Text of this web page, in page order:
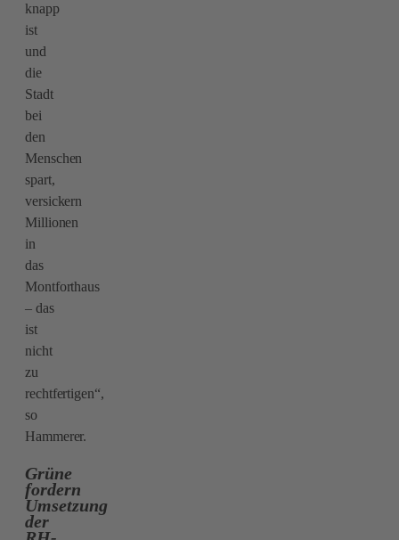
knapp
ist
und
die
Stadt
bei
den
Menschen
spart,
versickern
Millionen
in
das
Montforthaus
– das
ist
nicht
zu
rechtfertigen“,
so
Hammerer.
Grüne
fordern
Umsetzung
der